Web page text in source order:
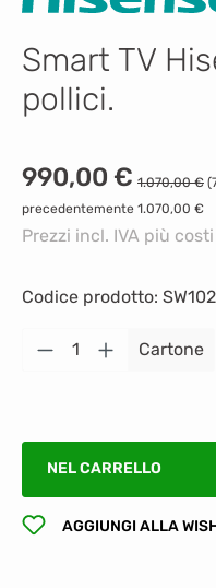
Smart TV
pollici.
Prezzo di vendita:
990,00 € Prezzo
1.070,00 €
precedentemente 1.070,00 €
Prezzi incl. IVA più
Codice prodotto:
Quantità delCartone
NEL CARRELLO
AGGIUNGI ALLA